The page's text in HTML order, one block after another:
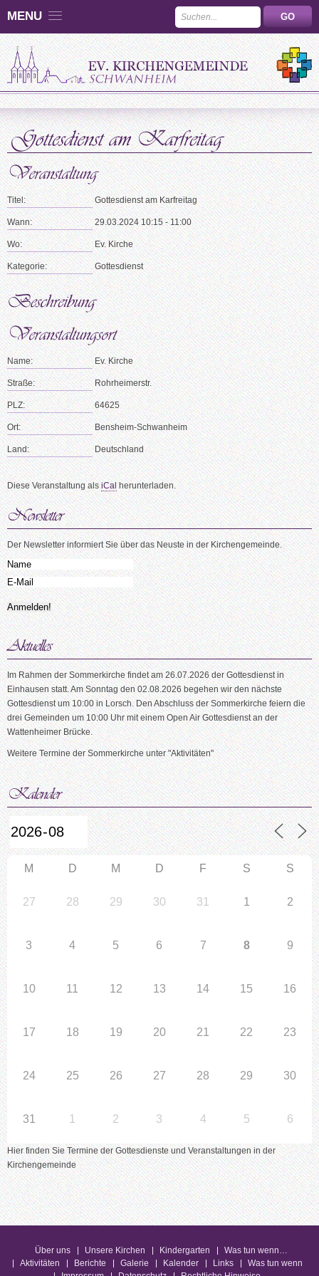
MENU
Titel: Gottesdienst am Karfreitag
Wann: 29.03.2024 10:15 - 11:00
Wo: Ev. Kirche
Kategorie: Gottesdienst
Name: Ev. Kirche
Straße: Rohrheimerstr.
PLZ: 64625
Ort: Bensheim-Schwanheim
Land: Deutschland
Diese Veranstaltung alsiCalherunterladen.
Der Newsletter informiert Sie über das Neuste in der Kirchengemeinde.
Im Rahmen der Sommerkirche findet am 26.07.2026 der Gottesdienst in
Einhausen statt. Am Sonntag den 02.08.2026 begehen wir den nächste
Gottesdienst um 10:00 in Lorsch. Den Abschluss der Sommerkirche feiern die
drei Gemeinden um 10:00 Uhr mit einem Open Air Gottesdienst an der
Wattenheimer Brücke.
Weitere Termine der Sommerkirche unter "Aktivitäten"
M D M D F S S
27 28 29 30 31 1 2
3 4 5 6 7 8 9
10 11 12 13 14 15 16
17 18 19 20 21 22 23
24 25 26 27 28 29 30
31 1 2 3 4 5 6
Hier finden Sie Termine der Gottesdienste und Veranstaltungen in der
Kirchengemeinde
Über uns Unsere Kirchen Kindergarten
Was tun wenn…
Aktivitäten
Berichte Galerie Kalender Links
Was tun wenn